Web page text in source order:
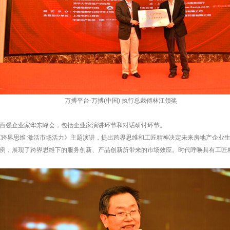
万搏平台-万搏(中国) 执行总裁傅林江领奖
企业家华东峰会，包括企业家演讲环节和对话研讨环节。
界思维 激活市场活力》主题演讲，提出跨界思维和工匠精神决定未来房地产企业
，展现了跨界思维下的服务创新、产品创新所带来的市场效应。时代呼唤具有工